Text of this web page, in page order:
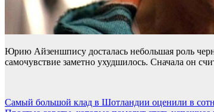
Юрию Айзеншпису досталась небольшая роль
самочувствие заметно ухудшилось. Сначала он
Навигация
Самый большой клад в Шотландии оценили в